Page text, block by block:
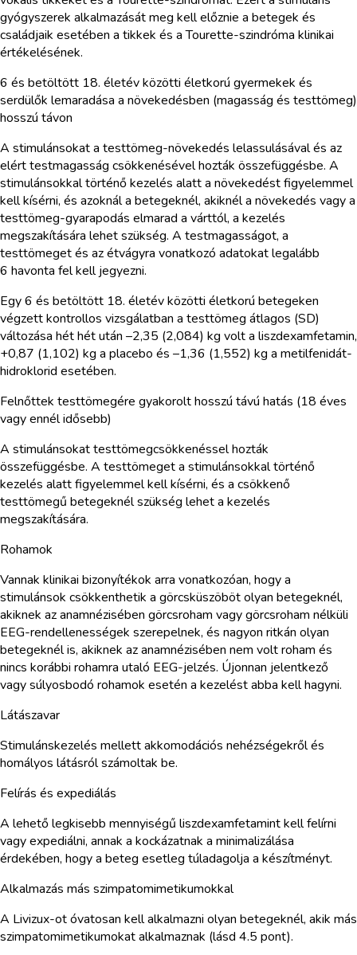
gyógyszerek alkalmazását meg kell előznie a betegek és
családjaik esetében a tikkek és a Tourette-szindróma klinikai
értékelésének.
6 és betöltött 18. életév közötti életkorú gyermekek és
serdülők lemaradása a növekedésben (magasság és testtömeg)
hosszú távon
A stimulánsokat a testtömeg-növekedés lelassulásával és az
elért testmagasság csökkenésével hozták összefüggésbe. A
stimulánsokkal történő kezelés alatt a növekedést figyelemmel
kell kísérni, és azoknál a betegeknél, akiknél a növekedés vagy a
testtömeg-gyarapodás elmarad a várttól, a kezelés
megszakítására lehet szükség. A testmagasságot, a
testtömeget és az étvágyra vonatkozó adatokat legalább
6 havonta fel kell jegyezni.
Egy 6 és betöltött 18. életév közötti életkorú betegeken
végzett kontrollos vizsgálatban a testtömeg átlagos (SD)
változása hét hét után –2,35 (2,084) kg volt a liszdexamfetamin,
+0,87 (1,102) kg a placebo és –1,36 (1,552) kg a metilfenidát-
hidroklorid esetében.
Felnőttek testtömegére gyakorolt hosszú távú hatás (18 éves
vagy ennél idősebb)
A stimulánsokat testtömegcsökkenéssel hozták
összefüggésbe. A testtömeget a stimulánsokkal történő
kezelés alatt figyelemmel kell kísérni, és a csökkenő
testtömegű betegeknél szükség lehet a kezelés
megszakítására.
Rohamok
Vannak klinikai bizonyítékok arra vonatkozóan, hogy a
stimulánsok csökkenthetik a görcsküszöböt olyan betegeknél,
akiknek az anamnézisében görcsroham vagy görcsroham nélküli
EEG-rendellenességek szerepelnek, és nagyon ritkán olyan
betegeknél is, akiknek az anamnézisében nem volt roham és
nincs korábbi rohamra utaló EEG-jelzés. Újonnan jelentkező
vagy súlyosbodó rohamok esetén a kezelést abba kell hagyni.
Látászavar
Stimulánskezelés mellett akkomodációs nehézségekről és
homályos látásról számoltak be.
Felírás és expediálás
A lehető legkisebb mennyiségű liszdexamfetamint kell felírni
vagy expediálni, annak a kockázatnak a minimalizálása
érdekében, hogy a beteg esetleg túladagolja a készítményt.
Alkalmazás más szimpatomimetikumokkal
A Livizux-ot óvatosan kell alkalmazni olyan betegeknél, akik más
szimpatomimetikumokat alkalmaznak (lásd 4.5 pont).